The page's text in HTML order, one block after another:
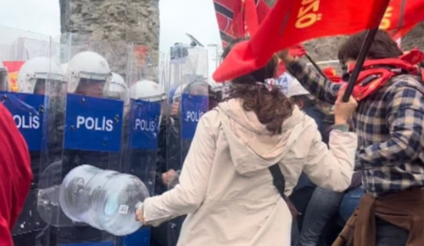
İstanbul’da 1 Mayıs Emek ve Dayanışma Günü’nde
Saraçhane’de barikat oluşturan polis memurlarına saldırdıkları
gerekçesiyle 29 kişi gözaltına alındı. 29 kişi arasında damacana
ile polise vurduğu belirlenen Ayşe Beliz İ.'de var.